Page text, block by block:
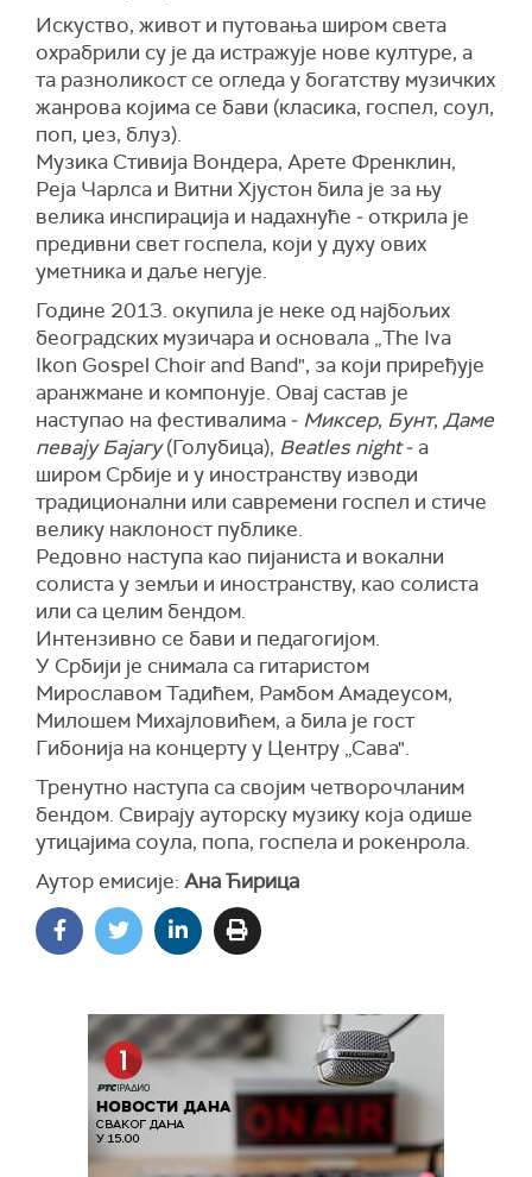
Искуство, живот и путовања широм света
охрабрили су је да истражује нове културе, а
та разноликост се огледа у богатству музичких
жанрова којима се бави (класика, госпел, соул,
поп, џез, блуз).
Музика Стивија Вондера, Арете Френклин,
Реја Чарлса и Витни Хјустон била је за њу
велика инспирација и надахнуће ‒ открила је
предивни свет госпела, који у духу ових
уметника и даље негује.
Године 2013. окупила је неке од најбољих
београдских музичара и основала „The Iva
Ikon Gospel Choir and Band", за који приређује
аранжмане и компонује. Овај састав је
наступао на фестивалима ‒ Миксер, Бунт, Даме
певају Бајагу(Голубица), Beatles night‒ а
широм Србије и у иностранству изводи
традиционални или савремени госпел и стиче
велику наклоност публике.
Редовно наступа као пијаниста и вокални
солиста у земљи и иностранству, као солиста
или са целим бендом.
Интензивно се бави и педагогијом.
У Србији је снимала са гитаристом
Мирославом Тадићем, Рамбом Амадеусом,
Милошем Михајловићем, а била је гост
Гибонија на концерту у Центру „Сава".
Тренутно наступа са својим четворочланим
бендом. Свирају ауторску музику која одише
утицајима соула, попа, госпела и рокенрола.
Аутор емисије: Ана Ћирица